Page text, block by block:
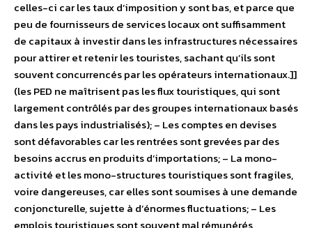
celles-ci car les taux d’imposition y sont bas, et parce que
peu de fournisseurs de services locaux ont suffisamment
de capitaux à investir dans les infrastructures nécessaires
pour attirer et retenir les touristes, sachant qu’ils sont
souvent concurrencés par les opérateurs internationaux.]]
(les PED ne maîtrisent pas les flux touristiques, qui sont
largement contrôlés par des groupes internationaux basés
dans les pays industrialisés); – Les comptes en devises
sont défavorables car les rentrées sont grevées par des
besoins accrus en produits d’importations; – La mono-
activité et les mono-structures touristiques sont fragiles,
voire dangereuses, car elles sont soumises à une demande
conjoncturelle, sujette à d’énormes fluctuations; – Les